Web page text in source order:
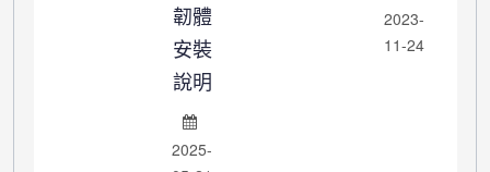
韌體
安裝
說明
2025-
2023-
11-24